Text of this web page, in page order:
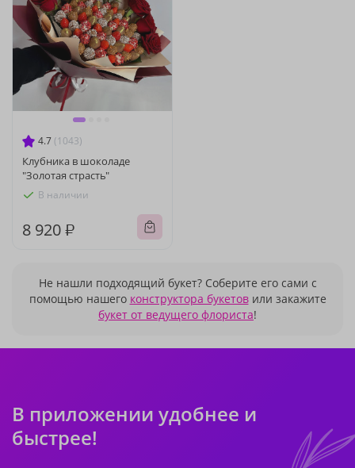
4.7 (1043)
Клубника в шоколаде
"Золотая страсть"
В наличии
8 920 ₽
Не нашли подходящий букет? Соберите его сами с
помощью нашего конструктора букетовили закажите
букет от ведущего флориста!
В приложении удобнее и
быстрее!